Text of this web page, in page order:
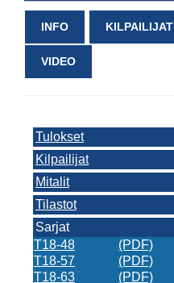
INFO KILPAILIJAT
VIDEO